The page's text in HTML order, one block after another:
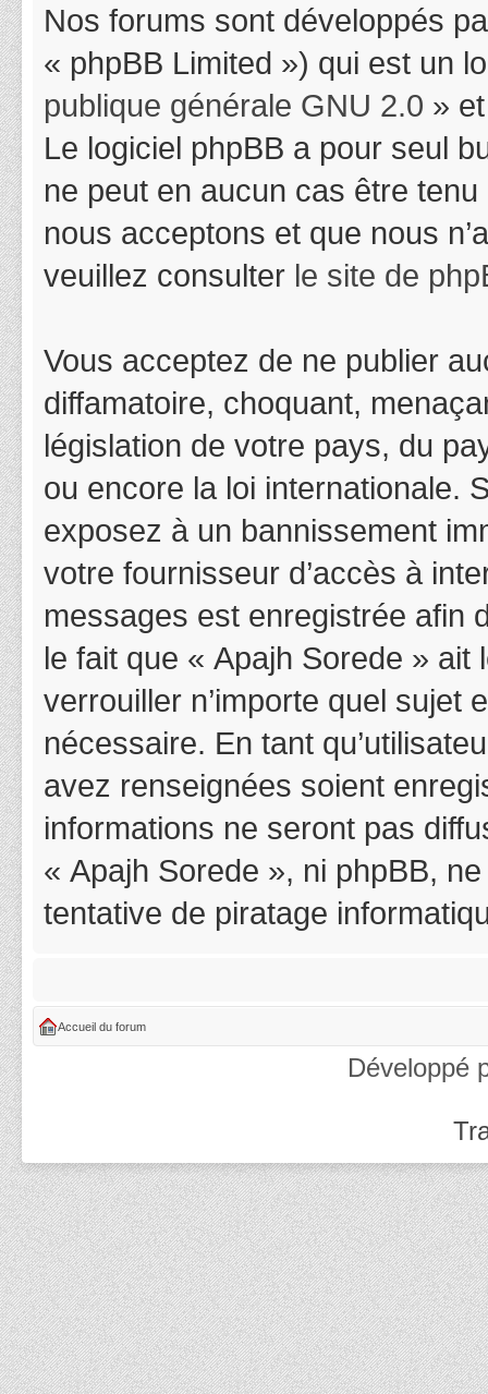
Nos forums sont développés
« phpBB Limited ») qui est un
publique générale GNU 2.0 »
Le logiciel phpBB a pour seul
ne peut en aucun cas être
nous acceptons et que nous
veuillez consulter le site de
Vous acceptez de ne publier
diffamatoire, choquant,
législation de votre pays, du
ou encore la loi internationale.
exposez à un bannissement
votre fournisseur d’accès à
messages est enregistrée afin
le fait que « Apajh Sorede »
verrouiller n’importe quel sujet
nécessaire. En tant
avez renseignées soient
informations ne seront pas
« Apajh Sorede », ni phpBB,
tentative de piratage
Accueil du forum
Développé